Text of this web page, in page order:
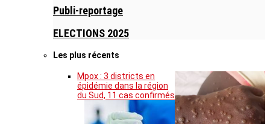
Publi-reportage
ELECTIONS 2025
Les plus récents
Mpox : 3 districts en
épidémie dans la région
du Sud, 11 cas confirmés